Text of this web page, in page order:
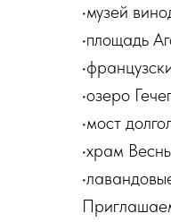
•музей
•площадь
•озеро
•мост
•храм